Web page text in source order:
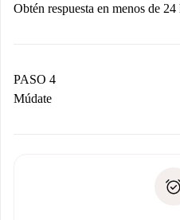
Obtén respuesta en menos de 24
contacto con el propietario.
Si es rechazada: No te
Prueba de solvencia
PASO 4
Múdate
no nos comunicas ningún